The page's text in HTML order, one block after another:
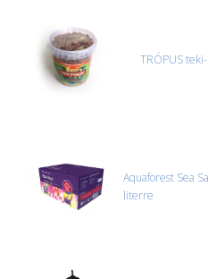
akciók
referenciák
ÉLŐ ÉDESVÍZI
ÉLŐ TENGERI
EGYÉB
EXTRA AKCIÓK
TRÓPUS
Aquaforest Sea
literre